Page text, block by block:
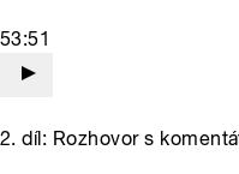
53:51
2. díl: Rozhovor s